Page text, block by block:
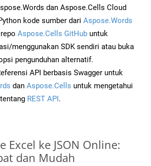
dan Aspose.Cells Cloud
kode sumber dari Aspose.Words
Aspose.Cells GitHub untuk
menggunakan SDK sendiri atau buka
pengunduhan alternatif.
API berbasis Swagger untuk
dan Aspose.Cells untuk mengetahui
REST API.
Excel ke JSON Online:
dan Mudah